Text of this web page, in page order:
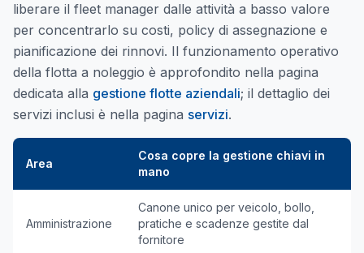
liberare il fleet manager dalle attività a basso valore
per concentrarlo su costi, policy di assegnazione e
pianificazione dei rinnovi. Il funzionamento operativo
della flotta a noleggio è approfondito nella pagina
dedicata alla gestione flotte aziendali; il dettaglio dei
servizi inclusi è nella pagina servizi.
Area
Cosa copre la gestione chiavi in
mano
Amministrazione
Canone unico per veicolo, bollo,
pratiche e scadenze gestite dal
fornitore